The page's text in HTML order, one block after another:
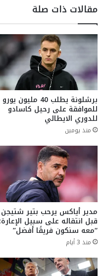
مقالات ذات صلة
برشلونة يطلب 40 مليون يورو
للموافقة على رحيل كاسادو
للدوري الايطالي
منذ يومين
مدير أياكس يرحب بتير شتيجن
قبل انتقاله على سبيل الإعارة:
“معه سنكون فريقًا أفضل”
منذ 3 أيام